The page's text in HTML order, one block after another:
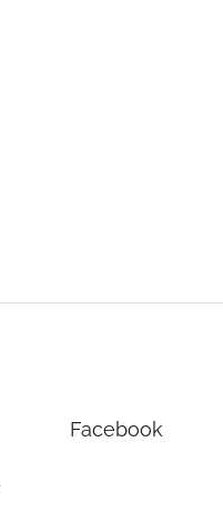
Facebook